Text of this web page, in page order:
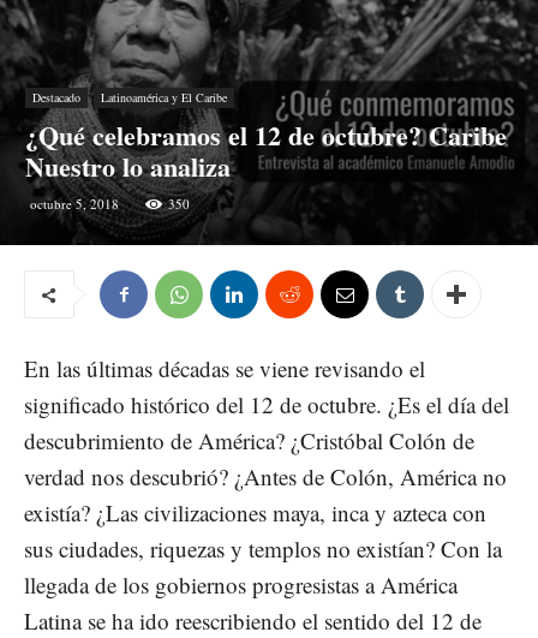
Destacado Latinoamérica y El Caribe
¿Qué celebramos el 12 de octubre? Caribe
Nuestro lo analiza
octubre 5, 2018 350
En las últimas décadas se viene revisando el
significado histórico del 12 de octubre. ¿Es el día del
descubrimiento de América? ¿Cristóbal Colón de
verdad nos descubrió? ¿Antes de Colón, América no
existía? ¿Las civilizaciones maya, inca y azteca con
sus ciudades, riquezas y templos no existían? Con la
llegada de los gobiernos progresistas a América
Latina se ha ido reescribiendo el sentido del 12 de